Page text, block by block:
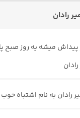
رادان
پیداش میشه یه روز
رادان به نام اشتباه خوب